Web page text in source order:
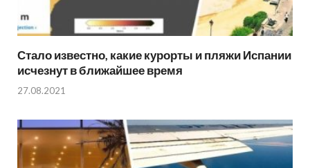
Стало известно, какие курорты и пляжи Испании
исчезнут в ближайшее время
27.08.2021